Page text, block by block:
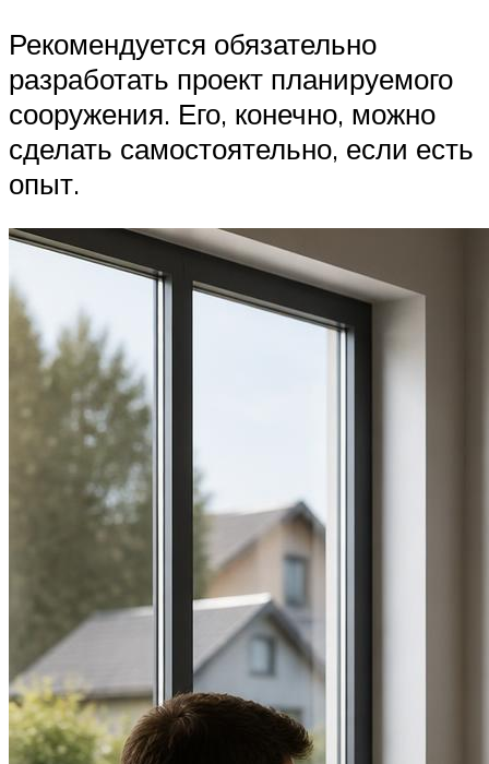
Рекомендуется обязательно
разработать проект планируемого
сооружения. Его, конечно, можно
сделать самостоятельно, если есть
опыт.